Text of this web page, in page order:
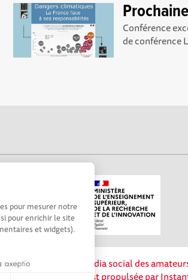
pour mesurer notre
pour enrichir le site
et widgets).
Conférence
de conférence
en Occitanie est le média social des
du territoire. Elle est propulsée par